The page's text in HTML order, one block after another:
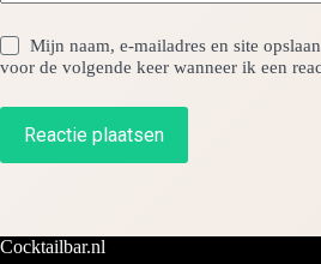
Mijn naam, e-mailadres en site
voor de volgende keer wanneer ik een
Reactie plaatsen
Cocktailbar.nl